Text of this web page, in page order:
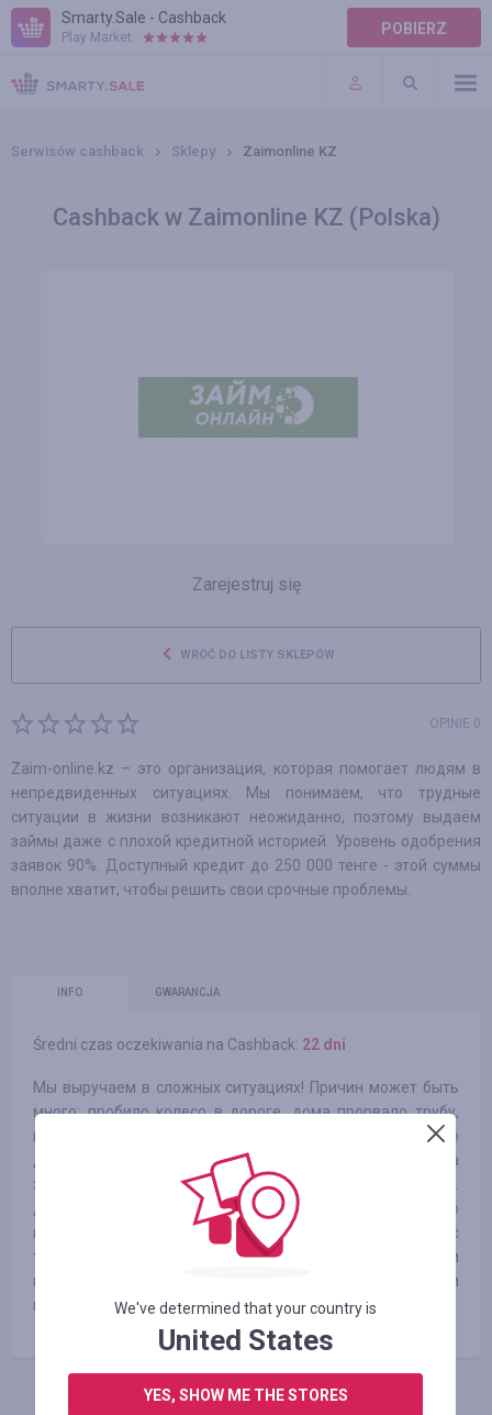
Smarty.Sale - Cashback
Play Market: POBIERZ
POMOC
WARUNKI
Serwisów cashback Sklepy Zaimonline KZ
Cashback w Zaimonline KZ (Polska)
Zarejestruj się
WRÓĆ DO LISTY SKLEPÓW
OPINIE 0
Zaim-online.kz – это организация, которая помогает людям в
непредвиденных ситуациях. Мы понимаем, что трудные
ситуации в жизни возникают неожиданно, поэтому выдаём
займы даже с плохой кредитной историей. Уровень одобрения
заявок 90%. Доступный кредит до 250 000 тенге - этой суммы
вполне хватит, чтобы решить свои срочные проблемы.
INFO GWARANCJA
Średni czas oczekiwania na Cashback: 22 dni
Мы выручаем в сложных ситуациях! Причин может быть
много: пробило колесо в дороге, дома прорвало трубу,
нужно срочно оплатить садик. Зарплата вроде скоро, но
деньги нужны сейчас. На нашем сервисе заявка
заполняется онлайн на сайте, рассмотрение 10 минут.
Деньги падают на банковскую карту. То есть не нужно
никуда идти - займ можно получить, заполнив заявку с
телефона и получив деньги на карту абсолютно в любом
месте. Вы не зависите от графика работы банков и
необходимости их расположения рядом с вами.
We've determined that your country is
United States
YES, SHOW ME THE STORES